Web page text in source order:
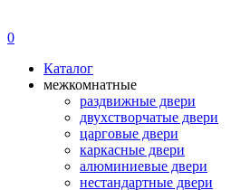
0
Каталог
межкомнатные
раздвижные двери
двухстворчатые двери
царговые двери
каркасные двери
алюминиевые двери
нестандартные двери